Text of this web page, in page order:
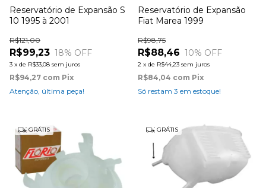
Reservatório de Expansão S
10 1995 à 2001
R$99,23
R$121,00
18% OFF
3 x de R$33,08 sem juros
R$94,27 com Pix
Atenção, última peça!
Reservatório de Expansão
Fiat Marea 1999
R$88,46
R$98,75
10% OFF
2 x de R$44,23 sem juros
R$84,04 com Pix
Só restam 3 em estoque!
GRÁTIS GRÁTIS